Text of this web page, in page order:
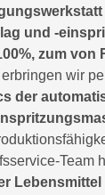
und -
zum von
wir
der
Team
Lebensmittel